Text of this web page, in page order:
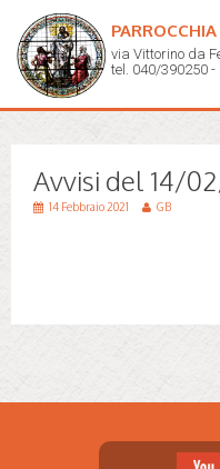
via Vittorino da
tel. 040/390250 -
Avvisi del 14/
14 Febbraio 2021 GB